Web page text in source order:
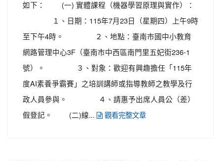
如下： (一) 實體課程（機器學習原理與實作）：
１、日期：115年7月23日（星期四）上午9時
至下午4時。 ２、地點：臺南市國中小教育
網路管理中心3F（臺南市中西區南門里五妃街236-1
號）。 ３、對象：歡迎有興趣擔任「115年
度AI素養爭霸賽」之培訓講師或指導教師之教學及行
政人員參與。 ４、請惠予出席人員公（差）
假登記。 (二)線...
觀看完整文章